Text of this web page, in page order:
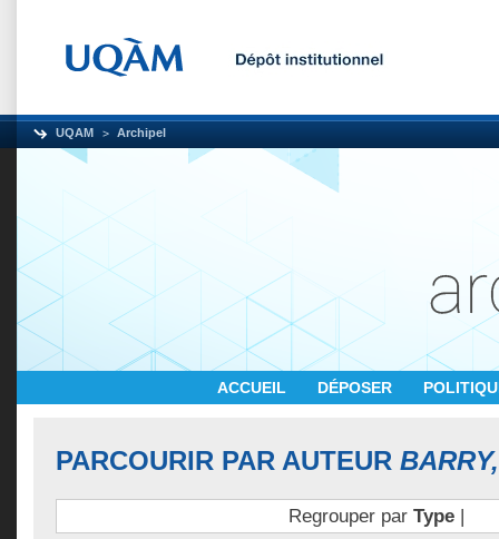
UQAM Archipel
ACCUEIL DÉPOSER
PARCOURIR PAR AUTEUR
Regrouper par Type|